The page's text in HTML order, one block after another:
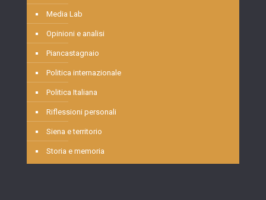
Media Lab
Opinioni e analisi
Piancastagnaio
Politica internazionale
Politica Italiana
Riflessioni personali
Siena e territorio
Storia e memoria